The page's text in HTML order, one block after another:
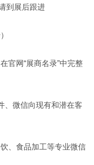
到展后跟进
官网“展商名录”中完整
、微信向现有和潜在客
、食品加工等专业微信